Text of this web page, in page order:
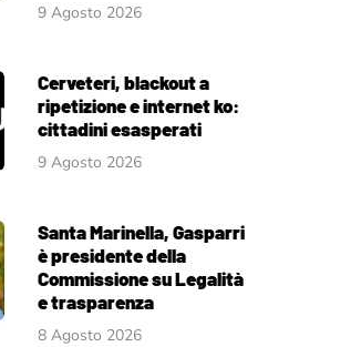
9 Agosto 2026
Cerveteri, blackout a
ripetizione e internet ko:
cittadini esasperati
9 Agosto 2026
Santa Marinella, Gasparri
è presidente della
Commissione su Legalità
e trasparenza
8 Agosto 2026